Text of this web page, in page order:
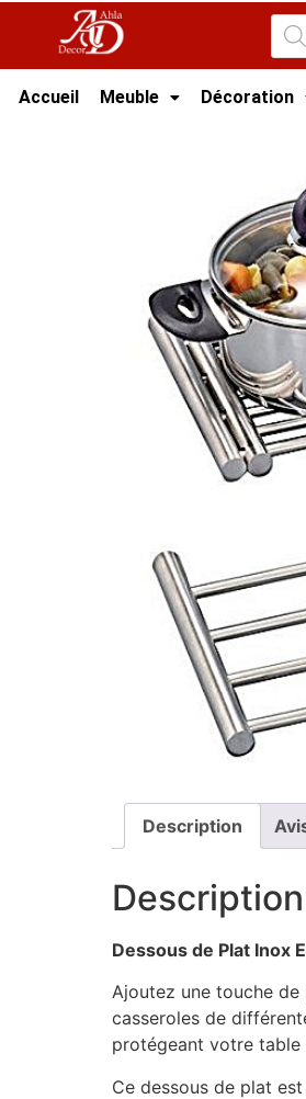
Accueil Meuble Décoration
Description
Description
Dessous de Plat Inox
Ajoutez une touche
casseroles de
protégeant votre table
Ce dessous de plat